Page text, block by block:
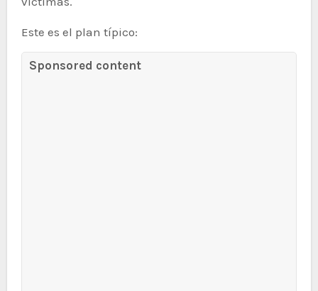
Este es el plan típico:
Sponsored content